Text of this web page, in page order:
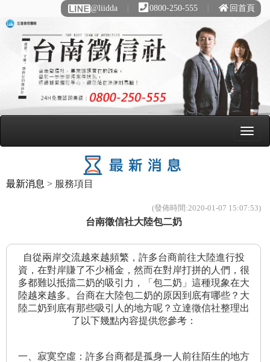
@liidda 0800-250-555 回首頁
最新消息 > 服務項目
(發佈時間:2020-01-07 15:07:53)
台南徵信社大陸包二奶
自從兩岸交流越來越頻繁，許多台商前往大陸進行投
資，在對岸賺了不少桶金，然而在對岸打拼的人們，很
多都難以抵擋二奶的吸引力，「包二奶」這種現象在大
陸越來越多。台商在大陸包二奶的原因到底有哪些？大
陸二奶到底有那些吸引人的地方呢？立達徵信社整理出
了以下幾點內容提供您參考：
一、寂寞空虛：許多台商都是孤身一人前往陌生的地方